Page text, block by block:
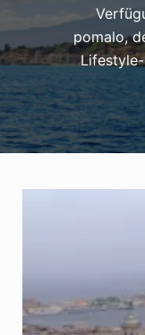
pomalo,
Lifestyle-